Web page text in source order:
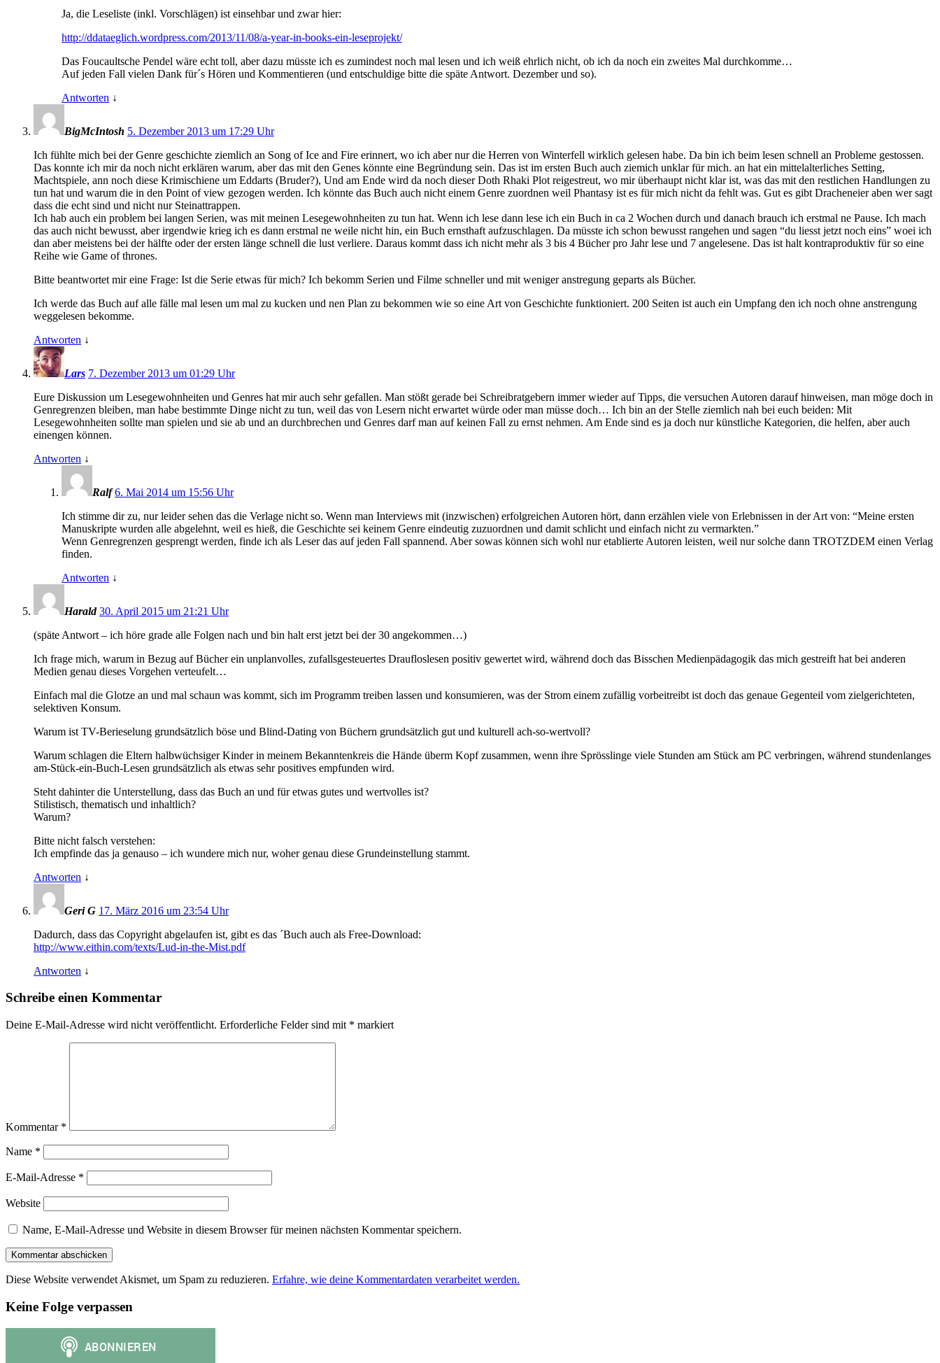
Ja, die Leseliste (inkl. Vorschlägen) ist einsehbar und zwar hier:
http://ddataeglich.wordpress.com/2013/11/08/a-year-in-books-ein-leseprojekt/
Das Foucaultsche Pendel wäre echt toll, aber dazu müsste ich es zumindest noch mal lesen und ich weiß ehrlich nicht, ob ich da noch ein zweites Mal durchkomme…
Auf jeden Fall vielen Dank für´s Hören und Kommentieren (und entschuldige bitte die späte Antwort. Dezember und so).
Antworten ↓
BigMcIntosh 5. Dezember 2013 um 17:29 Uhr
Ich fühlte mich bei der Genre geschichte ziemlich an Song of Ice and Fire erinnert, wo ich aber nur die Herren von Winterfell wirklich gelesen habe. Da bin ich beim lesen schnell an Probleme gestossen.
Das konnte ich mir da noch nicht erklären warum, aber das mit den Genes könnte eine Begründung sein. Das ist im ersten Buch auch ziemich unklar für mich. an hat ein mittelalterliches Setting,
Machtspiele, ann noch diese Krimischiene um Eddarts (Bruder?), Und am Ende wird da noch dieser Doth Rhaki Plot reigestreut, wo mir überhaupt nicht klar ist, was das mit den restlichen Handlungen zu
tun hat und warum die in den Point of view gezogen werden. Ich könnte das Buch auch nicht einem Genre zuordnen weil Phantasy ist es für mich nicht da fehlt was. Gut es gibt Dracheneier aben wer sagt
dass die echt sind und nicht nur Steinattrappen.
Ich hab auch ein problem bei langen Serien, was mit meinen Lesegewohnheiten zu tun hat. Wenn ich lese dann lese ich ein Buch in ca 2 Wochen durch und danach brauch ich erstmal ne Pause. Ich mach
das auch nicht bewusst, aber irgendwie krieg ich es dann erstmal ne weile nicht hin, ein Buch ernsthaft aufzuschlagen. Da müsste ich schon bewusst rangehen und sagen “du liesst jetzt noch eins” woei ich
dan aber meistens bei der hälfte oder der ersten länge schnell die lust verliere. Daraus kommt dass ich nicht mehr als 3 bis 4 Bücher pro Jahr lese und 7 angelesene. Das ist halt kontraproduktiv für so eine
Reihe wie Game of thrones.
Bitte beantwortet mir eine Frage: Ist die Serie etwas für mich? Ich bekomm Serien und Filme schneller und mit weniger anstregung geparts als Bücher.
Ich werde das Buch auf alle fälle mal lesen um mal zu kucken und nen Plan zu bekommen wie so eine Art von Geschichte funktioniert. 200 Seiten ist auch ein Umpfang den ich noch ohne anstrengung
weggelesen bekomme.
Antworten ↓
Lars 7. Dezember 2013 um 01:29 Uhr
Eure Diskussion um Lesegewohnheiten und Genres hat mir auch sehr gefallen. Man stößt gerade bei Schreibratgebern immer wieder auf Tipps, die versuchen Autoren darauf hinweisen, man möge doch in
Genregrenzen bleiben, man habe bestimmte Dinge nicht zu tun, weil das von Lesern nicht erwartet würde oder man müsse doch… Ich bin an der Stelle ziemlich nah bei euch beiden: Mit
Lesegewohnheiten sollte man spielen und sie ab und an durchbrechen und Genres darf man auf keinen Fall zu ernst nehmen. Am Ende sind es ja doch nur künstliche Kategorien, die helfen, aber auch
einengen können.
Antworten ↓
Ralf 6. Mai 2014 um 15:56 Uhr
Ich stimme dir zu, nur leider sehen das die Verlage nicht so. Wenn man Interviews mit (inzwischen) erfolgreichen Autoren hört, dann erzählen viele von Erlebnissen in der Art von: “Meine ersten
Manuskripte wurden alle abgelehnt, weil es hieß, die Geschichte sei keinem Genre eindeutig zuzuordnen und damit schlicht und einfach nicht zu vermarkten.”
Wenn Genregrenzen gesprengt werden, finde ich als Leser das auf jeden Fall spannend. Aber sowas können sich wohl nur etablierte Autoren leisten, weil nur solche dann TROTZDEM einen Verlag
finden.
Antworten ↓
Harald 30. April 2015 um 21:21 Uhr
(späte Antwort – ich höre grade alle Folgen nach und bin halt erst jetzt bei der 30 angekommen…)
Ich frage mich, warum in Bezug auf Bücher ein unplanvolles, zufallsgesteuertes Draufloslesen positiv gewertet wird, während doch das Bisschen Medienpädagogik das mich gestreift hat bei anderen
Medien genau dieses Vorgehen verteufelt…
Einfach mal die Glotze an und mal schaun was kommt, sich im Programm treiben lassen und konsumieren, was der Strom einem zufällig vorbeitreibt ist doch das genaue Gegenteil vom zielgerichteten,
selektiven Konsum.
Warum ist TV-Berieselung grundsätzlich böse und Blind-Dating von Büchern grundsätzlich gut und kulturell ach-so-wertvoll?
Warum schlagen die Eltern halbwüchsiger Kinder in meinem Bekanntenkreis die Hände überm Kopf zusammen, wenn ihre Sprösslinge viele Stunden am Stück am PC verbringen, während stundenlanges
am-Stück-ein-Buch-Lesen grundsätzlich als etwas sehr positives empfunden wird.
Steht dahinter die Unterstellung, dass das Buch an und für etwas gutes und wertvolles ist?
Stilistisch, thematisch und inhaltlich?
Warum?
Bitte nicht falsch verstehen:
Ich empfinde das ja genauso – ich wundere mich nur, woher genau diese Grundeinstellung stammt.
Antworten ↓
Geri G 17. März 2016 um 23:54 Uhr
Dadurch, dass das Copyright abgelaufen ist, gibt es das ´Buch auch als Free-Download:
http://www.eithin.com/texts/Lud-in-the-Mist.pdf
Antworten ↓
Schreibe einen Kommentar
Deine E-Mail-Adresse wird nicht veröffentlicht. Erforderliche Felder sind mit * markiert
Kommentar *
Name *
E-Mail-Adresse *
Website
Name, E-Mail-Adresse und Website in diesem Browser für meinen nächsten Kommentar speichern.
Diese Website verwendet Akismet, um Spam zu reduzieren. Erfahre, wie deine Kommentardaten verarbeitet werden.
Keine Folge verpassen